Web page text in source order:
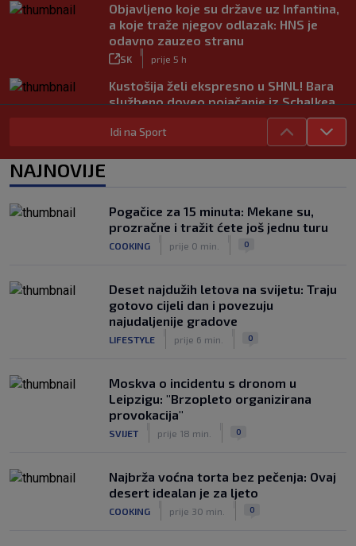
Objavljeno koje su države uz Infantina,
a koje traže njegov odlazak: HNS je
odavno zauzeo stranu
SK prije 5 h
Kustošija želi ekspresno u SHNL! Bara
službeno doveo pojačanje iz Schalkea
Tomiyasu se vraća u Premier ligu,
postat će suigrač bivšeg Vatrenog
Veliko priznanje za hrvatskog
stručnjaka: Jurica Žuža novi je pomoćni
trener Barcelone
|
prije 2 h
Idi na Sport
NAJNOVIJE
Pogačice za 15 minuta: Mekane su,
prozračne i tražit ćete još jednu turu
COOKING prije 0 min. 0
Deset najdužih letova na svijetu: Traju
gotovo cijeli dan i povezuju
najudaljenije gradove
LIFESTYLE prije 6 min. 0
Moskva o incidentu s dronom u
Leipzigu: "Brzopleto organizirana
provokacija"
SVIJET prije 18 min. 0
Najbrža voćna torta bez pečenja: Ovaj
desert idealan je za ljeto
COOKING prije 30 min. 0